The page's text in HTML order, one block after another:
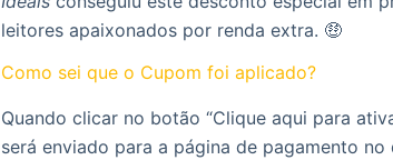
leitores apaixonados por renda extra. 🤑
Como sei que o Cupom foi aplicado?
Quando clicar no botão “Clique aqui para
será enviado para a página de pagamento